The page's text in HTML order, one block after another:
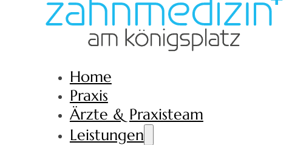
Home
Praxis
Ärzte & Praxisteam
Leistungen